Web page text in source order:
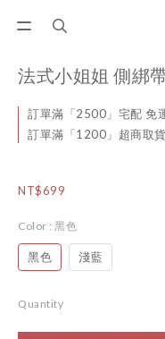
法式小姐姐 側綁
訂單滿「2500」宅配 免
訂單滿「1200」超商取
NT$699
Color : 黑色
黑色 淺藍
Quantity